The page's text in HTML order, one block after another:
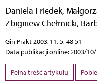
Daniela Friedek,
Zbigniew Chełmicki,
Gin Prakt 2003, 11, 5, 48-51
Data publikacji online: 2003/10/
Pełna treść artykułu